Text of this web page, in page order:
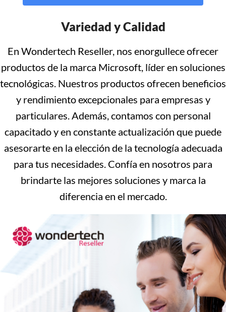
Variedad y Calidad
En Wondertech Reseller, nos enorgullece ofrecer
productos de la marca Microsoft, líder en soluciones
tecnológicas. Nuestros productos ofrecen beneficios
y rendimiento excepcionales para empresas y
particulares. Además, contamos con personal
capacitado y en constante actualización que puede
asesorarte en la elección de la tecnología adecuada
para tus necesidades. Confía en nosotros para
brindarte las mejores soluciones y marca la
diferencia en el mercado.